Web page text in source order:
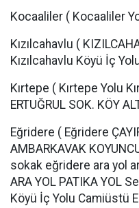
Kocaaliler ( Kocaaliler
Kızılcahavlu (
Kızılcahavlu Köyü İç
Kırtepe ( Kırtepe Yolu
ERTUĞRUL SOK. KÖY
Eğridere ( Eğridere
AMBARKAVAK
sokak eğridere ara yol
ARA YOL PATIKA YOL
Köyü İç Yolu Camiüstü